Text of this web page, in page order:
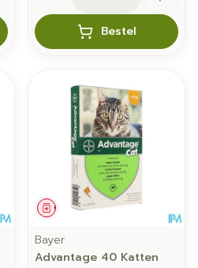
Bestel
Geneesmiddel
Bayer
Advantage 40 Katten